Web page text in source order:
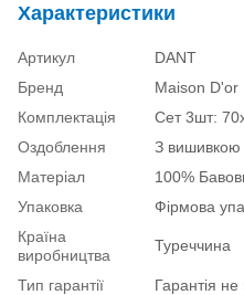
Характеристики
Артикул
DANT
Бренд
Maison D'or
Комплектація
Сет 3шт:
Оздоблення
З вишивкою
Матеріал
100%
Упаковка
Фірмова
Країна
виробництва
Туреччина
Тип гарантії Гарантія